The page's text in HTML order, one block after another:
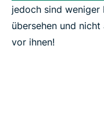
jedoch sind weniger
übersehen und
vor ihnen!